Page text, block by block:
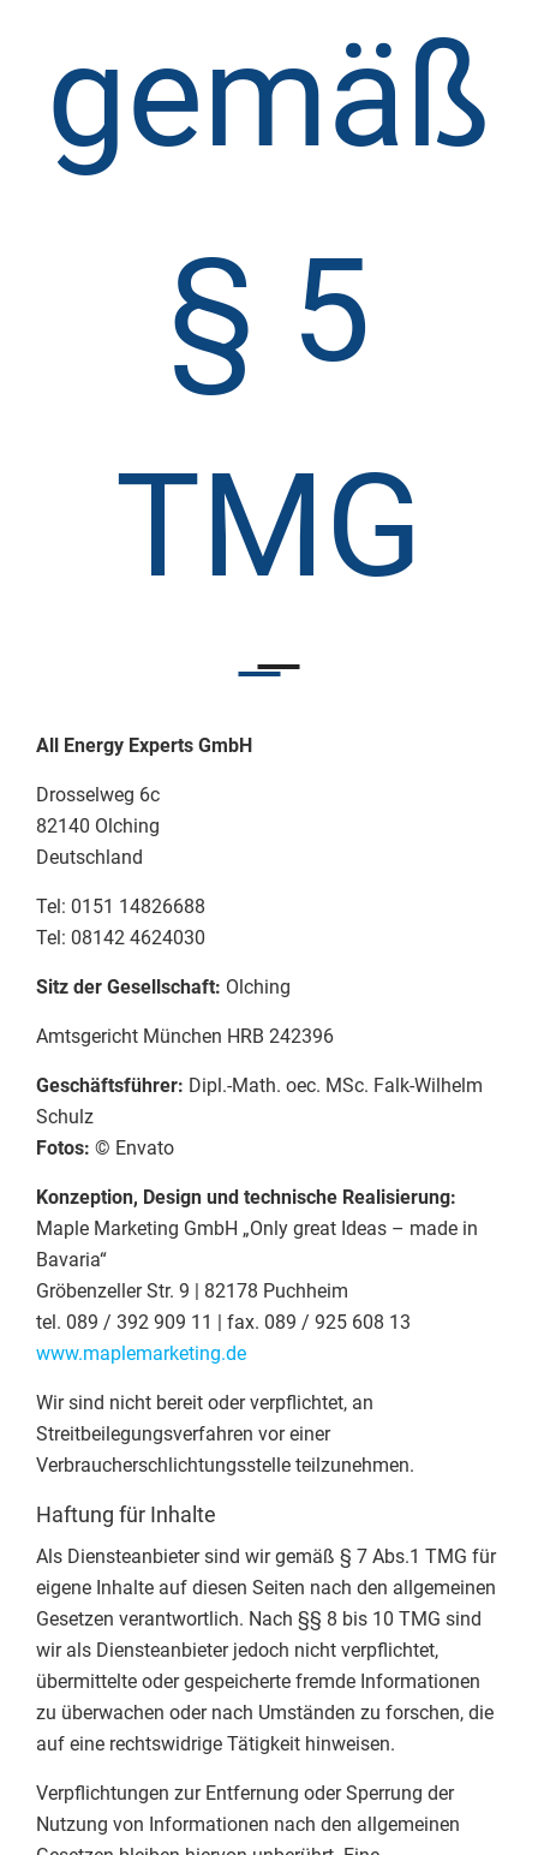
gemäß
§ 5
TMG
All Energy Experts GmbH
Drosselweg 6c
82140 Olching
Deutschland
Tel: 0151 14826688
Tel: 08142 4624030
Sitz der Gesellschaft: Olching
Amtsgericht München HRB 242396
Geschäftsführer: Dipl.-Math. oec. MSc. Falk-Wilhelm
Schulz
Fotos: © Envato
Konzeption, Design und technische Realisierung:
Maple Marketing GmbH „Only great Ideas – made in
Bavaria“
Gröbenzeller Str. 9 | 82178 Puchheim
tel. 089 / 392 909 11 | fax. 089 / 925 608 13
www.maplemarketing.de
Wir sind nicht bereit oder verpflichtet, an
Streitbeilegungsverfahren vor einer
Verbraucherschlichtungsstelle teilzunehmen.
Haftung für Inhalte
Als Diensteanbieter sind wir gemäß § 7 Abs.1 TMG für
eigene Inhalte auf diesen Seiten nach den allgemeinen
Gesetzen verantwortlich. Nach §§ 8 bis 10 TMG sind
wir als Diensteanbieter jedoch nicht verpflichtet,
übermittelte oder gespeicherte fremde Informationen
zu überwachen oder nach Umständen zu forschen, die
auf eine rechtswidrige Tätigkeit hinweisen.
Verpflichtungen zur Entfernung oder Sperrung der
Nutzung von Informationen nach den allgemeinen